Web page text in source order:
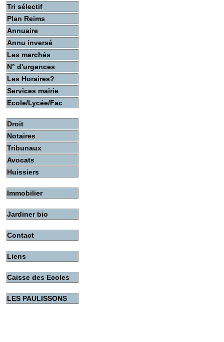
Tri sélectif
Plan Reims
Annuaire
Annu inversé
Les marchés
N° d'urgences
Les Horaires?
Services mairie
Ecole/Lycée/Fac
Droit
Notaires
Tribunaux
Avocats
Huissiers
Immobilier
Jardiner bio
Contact
Liens
Caisse des Ecoles
LES PAULISSONS